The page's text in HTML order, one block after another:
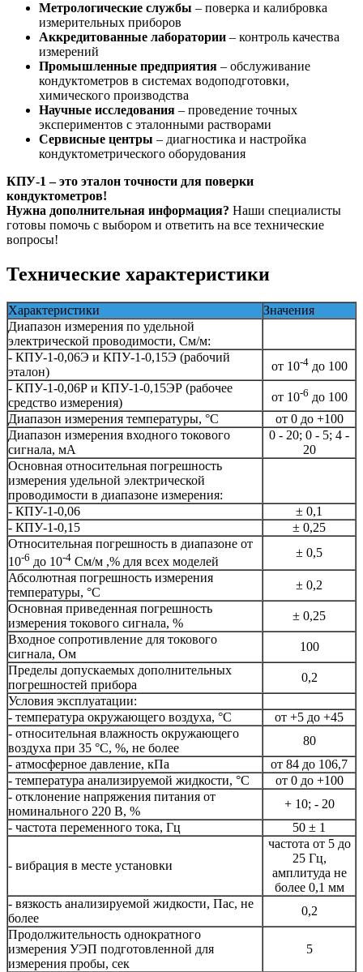
Метрологические службы – поверка и калибровка
измерительных приборов
Аккредитованные лаборатории – контроль качества
измерений
Промышленные предприятия – обслуживание
кондуктометров в системах водоподготовки,
химического производства
Научные исследования – проведение точных
экспериментов с эталонными растворами
Сервисные центры – диагностика и настройка
кондуктометрического оборудования
КПУ-1 – это эталон точности для поверки
кондуктометров!
Нужна дополнительная информация? Наши специалисты
готовы помочь с выбором и ответить на все технические
вопросы!
Технические характеристики
Характеристики
Значения
Диапазон измерения по удельной
электрической проводимости, См/м:
- КПУ-1-0,06Э и КПУ-1-0,15Э (рабочий
эталон)
от 10-4до 100
- КПУ-1-0,06Р и КПУ-1-0,15ЭР (рабочее
средство измерения)
от 10-6 до 100
Диапазон измерения температуры, °С
от 0 до +100
Диапазон измерения входного токового
сигнала, мА
0 - 20; 0 - 5; 4 -
20
Основная относительная погрешность
измерения удельной электрической
проводимости в диапазоне измерения:
- КПУ-1-0,06
± 0,1
- КПУ-1-0,15
± 0,25
Относительная погрешность в диапазоне от
10-6 до 10-4 См/м ,% для всех моделей
± 0,5
Абсолютная погрешность измерения
температуры, °С
± 0,2
Основная приведенная погрешность
измерения токового сигнала, %
± 0,25
Входное сопротивление для токового
сигнала, Ом
100
Пределы допускаемых дополнительных
погрешностей прибора
0,2
Условия эксплуатации:
- температура окружающего воздуха, °С
от +5 до +45
- относительная влажность окружающего
воздуха при 35 °С, %, не более
80
- атмосферное давление, кПа
от 84 до 106,7
- температура анализируемой жидкости, °С
от 0 до +100
- отклонение напряжения питания от
номинального 220 В, %
+ 10; - 20
- частота переменного тока, Гц
50 ± 1
- вибрация в месте установки
частота от 5 до
25 Гц,
амплитуда не
более 0,1 мм
- вязкость анализируемой жидкости, Пас, не
более
0,2
Продолжительность однократного
измерения УЭП подготовленной для
измерения пробы, сек
5